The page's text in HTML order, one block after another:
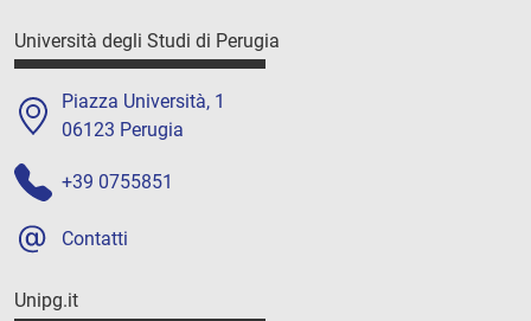
Università degli Studi di Perugia
Piazza Università, 1
06123 Perugia
+39 0755851
Contatti
Unipg.it